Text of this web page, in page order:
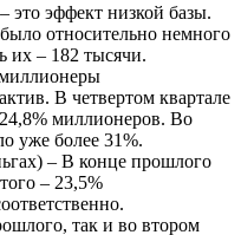
эффект низкой базы.
относительно немного
их – 182 тысячи.
В четвертом квартале
миллионеров. Во
уже более 31%.
– В конце прошлого
– 23,5%
так и во втором